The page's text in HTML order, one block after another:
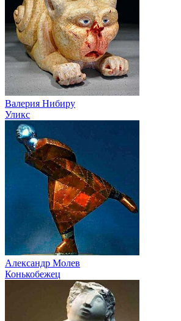
Валерия Нибиру
Уликс
Александр Молев
Конькобежец